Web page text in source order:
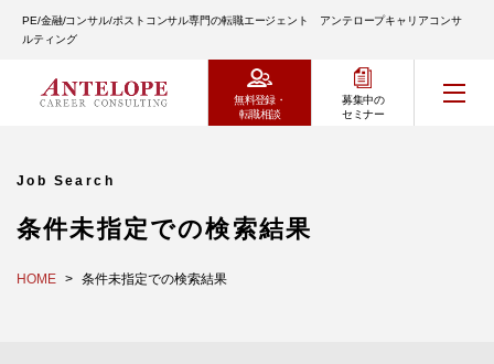
PE/金融/コンサル/ポストコンサル専門の転職エージェント アンテロープキャリアコンサ
ルティング
無料登録・
転職相談
募集中の
セミナー
Job Search
条件未指定での検索結果
HOME 条件未指定での検索結果